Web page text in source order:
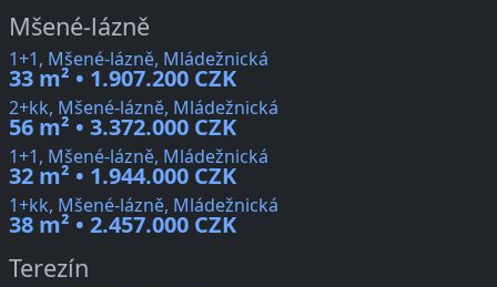
Mšené-lázně
1+1, Mšené-lázně, Mládežnická
33 m² • 1.907.200 CZK
2+kk, Mšené-lázně, Mládežnická
56 m² • 3.372.000 CZK
1+1, Mšené-lázně, Mládežnická
32 m² • 1.944.000 CZK
1+kk, Mšené-lázně, Mládežnická
38 m² • 2.457.000 CZK
Terezín